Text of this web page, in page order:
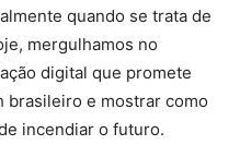
quando se trata de
mergulhamos no
digital que promete
brasileiro e mostrar como
incendiar o futuro.